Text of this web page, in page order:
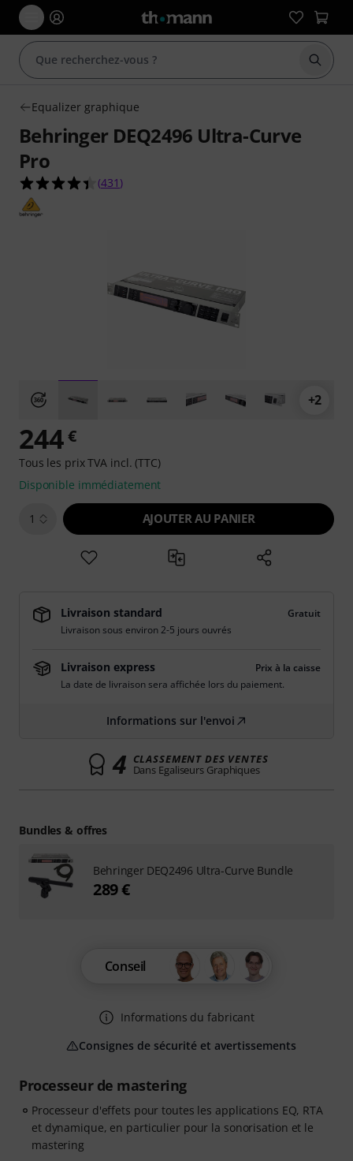
Equalizer graphique
Behringer DEQ2496 Ultra-Curve
Pro
4.4 étoiles sur 5 d'après 431 évaluations clients
(431 )
+2
Processeur de mastering
Processeur d'effets pour toutes les applications EQ, RTA
et dynamique, en particulier pour la sonorisation et le
mastering
244€
Tous les prix TVA incl. (TTC)
Disponible immédiatement
1 AJOUTER AU PANIER
Livraison standard
Gratuit
Livraison sous environ 2-5 jours ouvrés
Livraison express
Prix à la caisse
La date de livraison sera affichée lors du paiement.
Informations sur l'envoi
4 CLASSEMENT DES VENTES
Dans Egaliseurs Graphiques
Conseil
Informations du fabricant
Consignes de sécurité et avertissements
Bundles & offres
Behringer DEQ2496 Ultra-Curve Bundle
289 €